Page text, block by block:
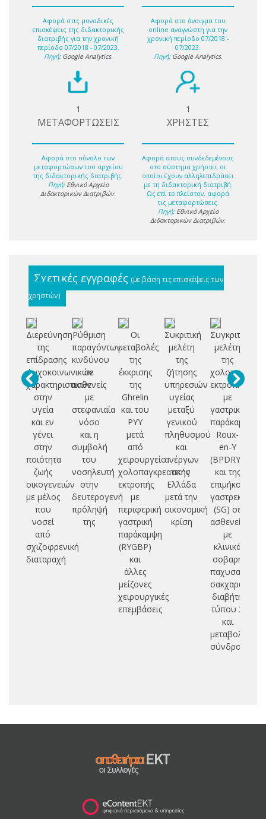
Αφορά στις μοναδικές
επισκέψεις της διδακτορικής
διατριβής για την χρονική
περίοδο 07/2018 - 07/2023.
Πηγή: Google Analytics.
Αφορά στο άνοιγμα του
online αναγνώστη για την
χρονική περίοδο 07/2018 -
07/2023.
Πηγή: Google Analytics.
1
ΜΕΤΑΦΟΡΤΩΣΕΙΣ
Αφορά στο σύνολο των
μεταφορτώσων του αρχείου
της διδακτορικής διατριβής.
Πηγή: Εθνικό Αρχείο
Διδακτορικών Διατριβών.
1
ΧΡΗΣΤΕΣ
Αφορά στους συνδεδεμένους
στο σύστημα χρήστες οι
οποίοι έχουν αλληλεπιδράσει
με τη διδακτορική διατριβή.
Ως επί το πλείστον, αφορά
τις μεταφορτώσεις.
Πηγή: Εθνικό Αρχείο
Διδακτορικών Διατριβών.
Σχετικές εγγραφές (με βάση τις επισκέψεις των
χρηστών)
Διερεύνηση
της
επίδρασης
ψυχοκοινωνικών
χαρακτηριστικών
στην
υγεία
και εν
γένει
στην
ποιότητα
ζωής
οικογενειών
με μέλος
που
νοσεί
από
σχιζοφρενική
διαταραχή
Ρύθμιση
παραγόντων
κινδύνου
σε
ασθενείς
με
στεφανιαία
νόσο
και η
συμβολή
του
νοσηλευτή
στην
δευτερογενή
πρόληψή
της
Οι
μεταβολές
της
έκκρισης
της
Ghrelin
και του
PYY
μετά
από
χειρουργείο
χολοπαγκρεατικής
εκτροπής
με
περιφερική
γαστρική
παράκαμψη
(RYGBP)
και
άλλες
μείζονες
χειρουργικές
επεμβάσεις
Συκριτική
μελέτη
της
ζήτησης
υπηρεσιών
υγείας
μεταξύ
γενικού
πληθυσμού
και
ανέργων
στην
Ελλάδα
μετά την
οικονομική
κρίση
Συγκριτική
μελέτη
της
εκτροπής
με
γαστρική
παράκαμψη
Roux-
en-Y
(BPDRYGBP)
και της
επιμήκους
γαστρεκτομής
(SG) σε
ασθενείς
με
κλινικά
σοβαρή
παχυσαρκία,
σακχαρώδη
διαβήτη
τύπου 2
και
μεταβολικό
σύνδρομο